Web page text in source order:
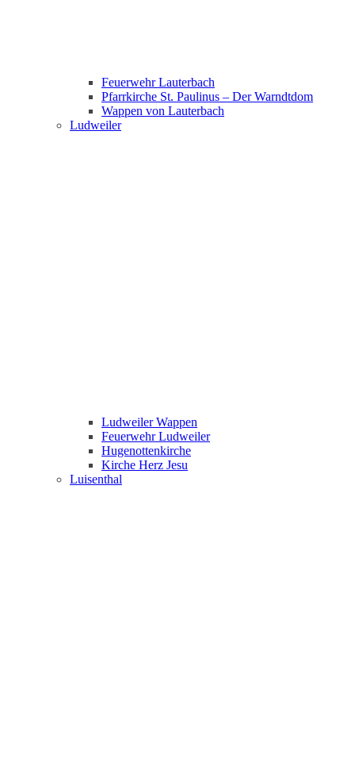
Feuerwehr Lauterbach
Pfarrkirche St. Paulinus – Der Warndtdom
Wappen von Lauterbach
Ludweiler
Ludweiler Wappen
Feuerwehr Ludweiler
Hugenottenkirche
Kirche Herz Jesu
Luisenthal